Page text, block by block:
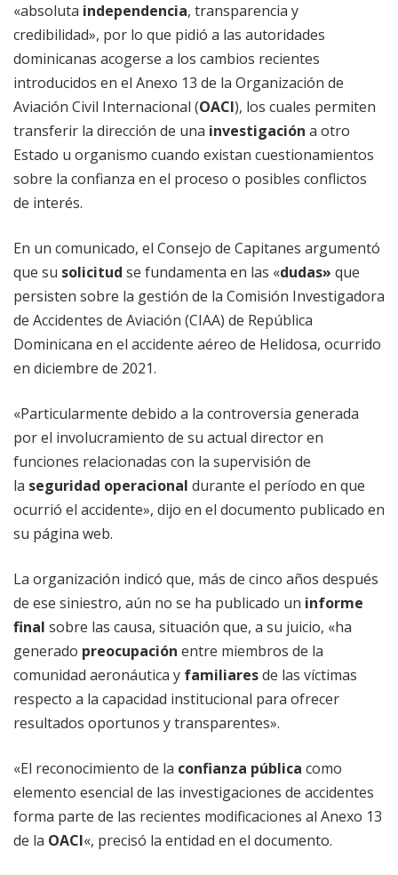
«absoluta independencia, transparencia y
credibilidad», por lo que pidió a las autoridades
dominicanas acogerse a los cambios recientes
introducidos en el Anexo 13 de la Organización de
Aviación Civil Internacional (OACI), los cuales permiten
transferir la dirección de una investigación a otro
Estado u organismo cuando existan cuestionamientos
sobre la confianza en el proceso o posibles conflictos
de interés.
En un comunicado, el Consejo de Capitanes argumentó
que su solicitud se fundamenta en las «dudas» que
persisten sobre la gestión de la Comisión Investigadora
de Accidentes de Aviación (CIAA) de República
Dominicana en el accidente aéreo de Helidosa, ocurrido
en diciembre de 2021.
«Particularmente debido a la controversia generada
por el involucramiento de su actual director en
funciones relacionadas con la supervisión de
la seguridad operacional durante el período en que
ocurrió el accidente», dijo en el documento publicado en
su página web.
La organización indicó que, más de cinco años después
de ese siniestro, aún no se ha publicado un informe
final sobre las causa, situación que, a su juicio, «ha
generado preocupación entre miembros de la
comunidad aeronáutica y familiaresde las víctimas
respecto a la capacidad institucional para ofrecer
resultados oportunos y transparentes».
«El reconocimiento de la confianza pública como
elemento esencial de las investigaciones de accidentes
forma parte de las recientes modificaciones al Anexo 13
de la OACI«, precisó la entidad en el documento.